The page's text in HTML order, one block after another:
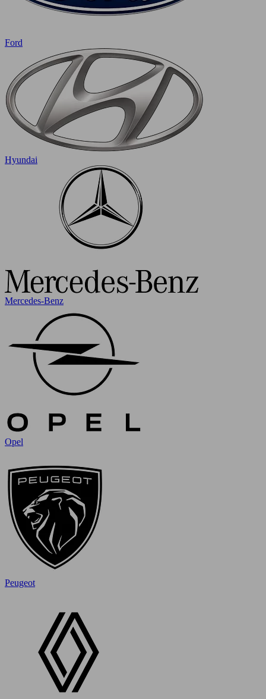
Ford
Hyundai
Mercedes-Benz
Opel
Peugeot